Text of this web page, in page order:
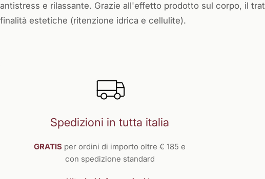
antistress e rilassante. Grazie all'effetto prodotto sul corpo, il
finalità estetiche (ritenzione idrica e cellulite).
Spedizioni in tutta italia
GRATIS per ordini di importo oltre € 185 e
con spedizione standard